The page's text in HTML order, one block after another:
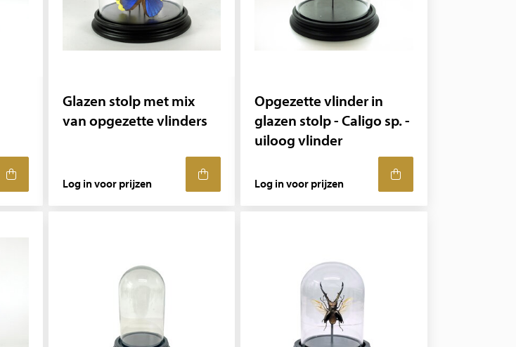
Glazen stolp met mix
van opgezette vlinders
Log in voor prijzen
Opgezette vlinder in
glazen stolp - Caligo sp. -
uiloog vlinder
Log in voor prijzen